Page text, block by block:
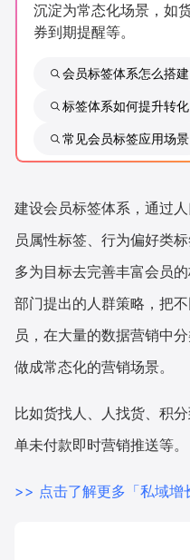
AllValue
增长产品指南
智库
产品更新动态
品牌消费观
新零售资讯
私域课程
增长俱乐部
增长俱乐部
商家社区
沉淀为常态化场景，如
券到期提醒等。
会员标签体系怎么搭建
标签体系如何提升转化
常见会员标签应用场景
建设会员标签体系，通过
员属性标签、行为偏好类
多为目标去完善丰富会员
部门提出的人群策略，把
员，在大量的数据营销中
做成常态化的营销场景。
比如货找人、人找货、积
单未付款即时营销推送等。
>> 点击了解更多「私域增